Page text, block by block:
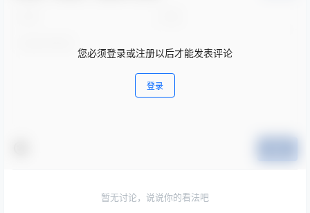
您必须登录或注册以后才能发表评论
登录
暂无讨论，说说你的看法吧